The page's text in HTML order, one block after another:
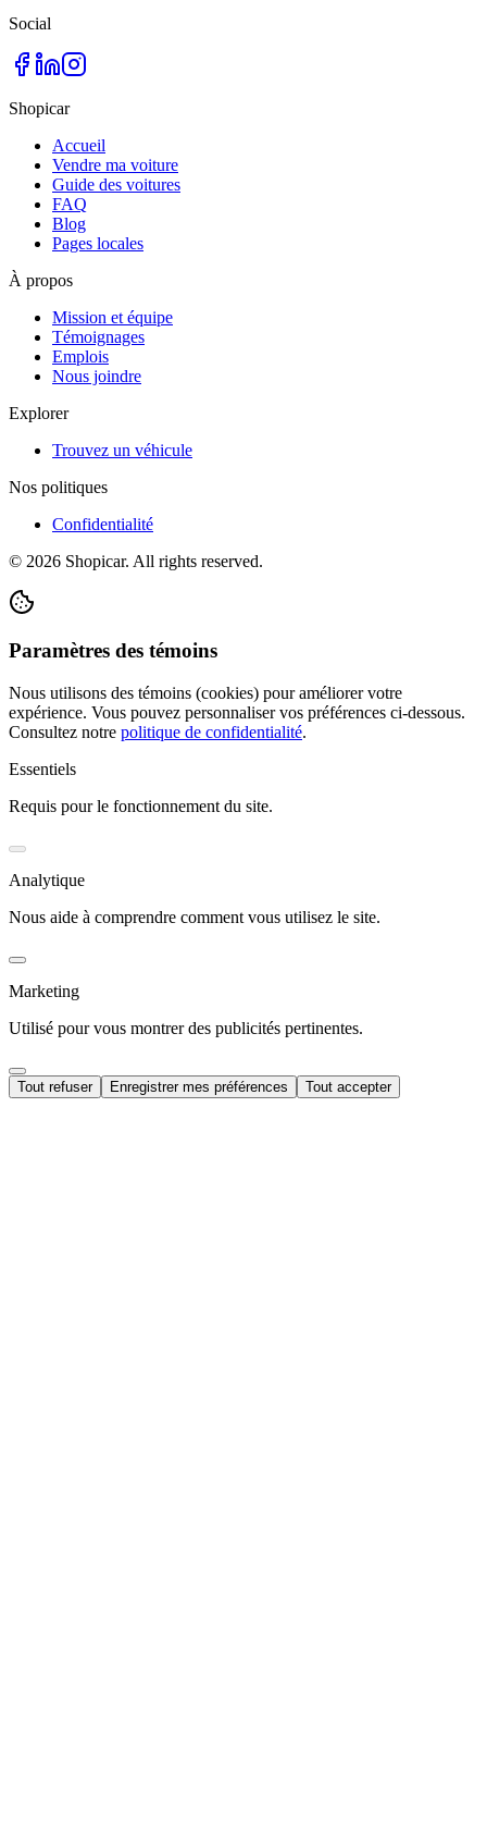
Social
Shopicar
Accueil
Vendre ma voiture
Guide des voitures
FAQ
Blog
Pages locales
À propos
Mission et équipe
Témoignages
Emplois
Nous joindre
Explorer
Trouvez un véhicule
Nos politiques
Confidentialité
© 2026 Shopicar. All rights reserved.
Paramètres des témoins
Nous utilisons des témoins (cookies) pour améliorer votre
expérience. Vous pouvez personnaliser vos préférences ci-dessous.
Consultez notre politique de confidentialité.
Essentiels
Requis pour le fonctionnement du site.
Analytique
Nous aide à comprendre comment vous utilisez le site.
Marketing
Utilisé pour vous montrer des publicités pertinentes.
Tout refuser Enregistrer mes préférences Tout accepter